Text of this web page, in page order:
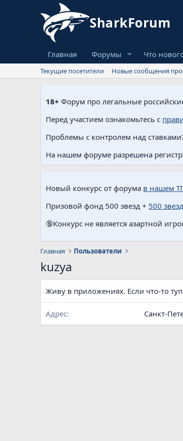
Главная Форумы Что
Текущие посетители Новые сообщения
18+ Форум про легальные
Перед участием ознакомьтесь с
Проблемы с контролем над
На нашем форуме разрешена
Новый конкурс от форума в нашем
Призовой фонд 500 звезд + 500
🔞Конкурс не является азартной
Главная Пользователи
kuzya
Живу в приложениях. Если что-то
Адрес Санкт-